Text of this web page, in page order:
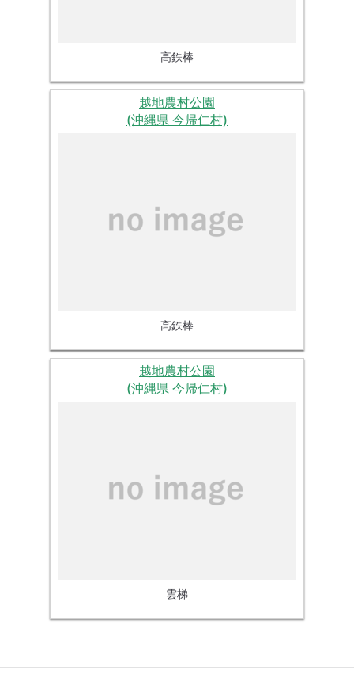
高鉄棒
越地農村公園
(沖縄県 今帰仁村)
高鉄棒
越地農村公園
(沖縄県 今帰仁村)
雲梯